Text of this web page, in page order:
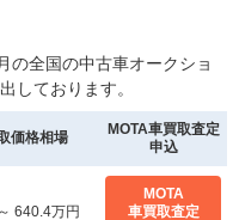
全国の中古車オークショ
しております。
価格相場
MOTA車買取査定
申込
640.4万円
MOTA
車買取査定